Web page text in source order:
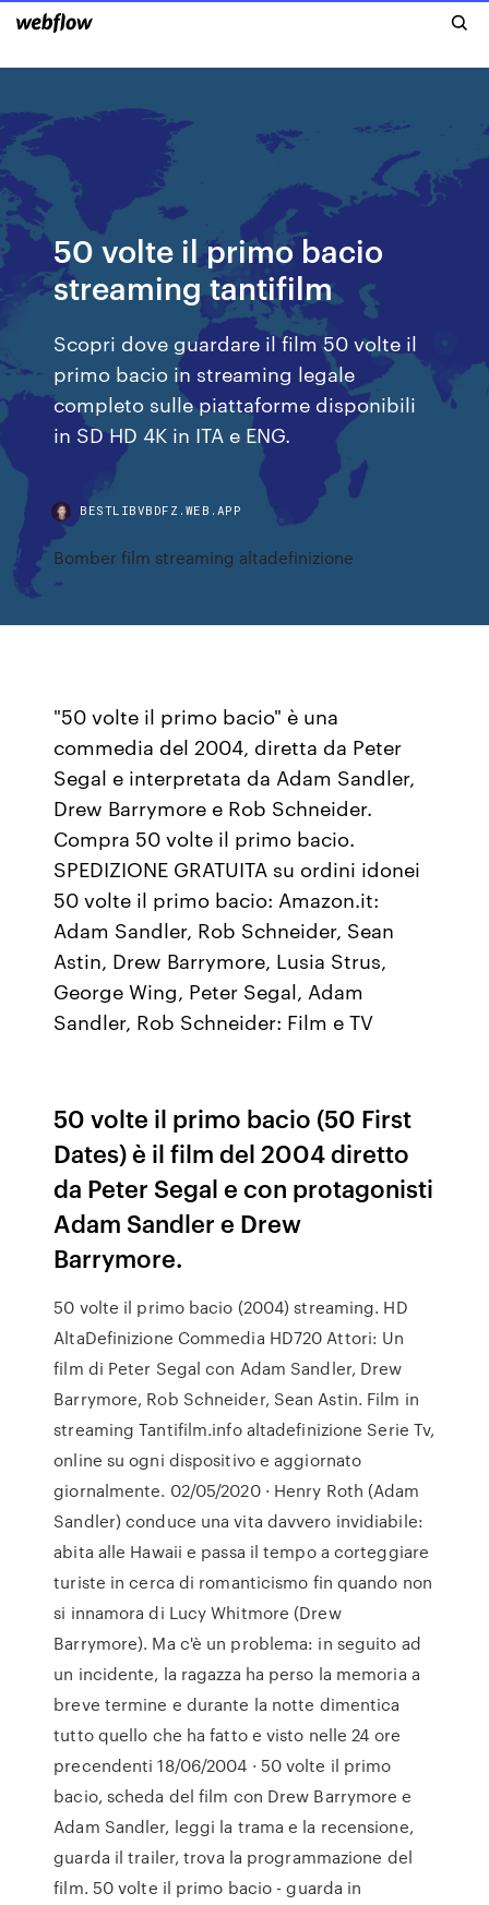
50 volte il primo bacio
streaming tantifilm
Scopri dove guardare il film 50 volte il
primo bacio in streaming legale
completo sulle piattaforme disponibili
in SD HD 4K in ITA e ENG.
BESTLIBVBDFZ.WEB.APP
Bomber film streaming altadefinizione
"50 volte il primo bacio" è una
commedia del 2004, diretta da Peter
Segal e interpretata da Adam Sandler,
Drew Barrymore e Rob Schneider.
Compra 50 volte il primo bacio.
SPEDIZIONE GRATUITA su ordini idonei
50 volte il primo bacio: Amazon.it:
Adam Sandler, Rob Schneider, Sean
Astin, Drew Barrymore, Lusia Strus,
George Wing, Peter Segal, Adam
Sandler, Rob Schneider: Film e TV
50 volte il primo bacio (50 First
Dates) è il film del 2004 diretto
da Peter Segal e con protagonisti
Adam Sandler e Drew
Barrymore.
50 volte il primo bacio (2004) streaming. HD
AltaDefinizione Commedia HD720 Attori: Un
film di Peter Segal con Adam Sandler, Drew
Barrymore, Rob Schneider, Sean Astin. Film in
streaming Tantifilm.info altadefinizione Serie Tv,
online su ogni dispositivo e aggiornato
giornalmente. 02/05/2020 · Henry Roth (Adam
Sandler) conduce una vita davvero invidiabile:
abita alle Hawaii e passa il tempo a corteggiare
turiste in cerca di romanticismo fin quando non
si innamora di Lucy Whitmore (Drew
Barrymore). Ma c'è un problema: in seguito ad
un incidente, la ragazza ha perso la memoria a
breve termine e durante la notte dimentica
tutto quello che ha fatto e visto nelle 24 ore
precendenti 18/06/2004 · 50 volte il primo
bacio, scheda del film con Drew Barrymore e
Adam Sandler, leggi la trama e la recensione,
guarda il trailer, trova la programmazione del
film. 50 volte il primo bacio - guarda in